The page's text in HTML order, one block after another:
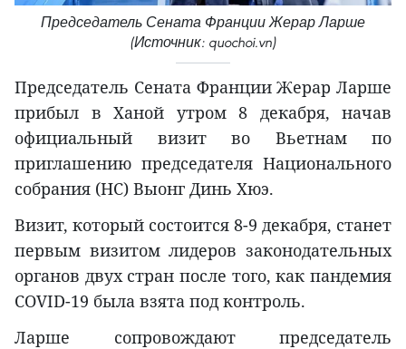
Председатель Сената Франции Жерар Ларше
(Источник: quochoi.vn)
Председатель Сената Франции Жерар Ларше
прибыл в Ханой утром 8 декабря, начав
официальный визит во Вьетнам по
приглашению председателя Национального
собрания (НС) Выонг Динь Хюэ.
Визит, который состоится 8-9 декабря, станет
первым визитом лидеров законодательных
органов двух стран после того, как пандемия
COVID-19 была взята под контроль.
Ларше сопровождают председатель